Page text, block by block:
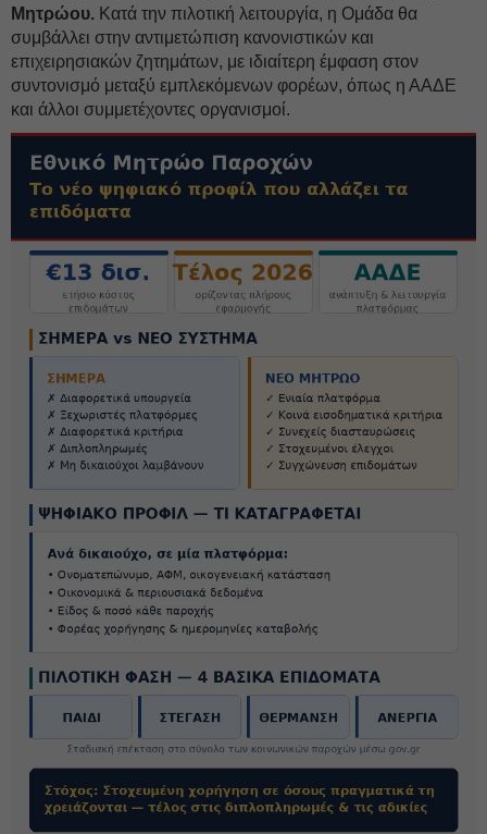
Μητρώου. Κατά την πιλοτική λειτουργία, η Ομάδα θα
συμβάλλει στην αντιμετώπιση κανονιστικών και
επιχειρησιακών ζητημάτων, με ιδιαίτερη έμφαση στον
συντονισμό μεταξύ εμπλεκόμενων φορέων, όπως η ΑΑΔΕ
και άλλοι συμμετέχοντες οργανισμοί.